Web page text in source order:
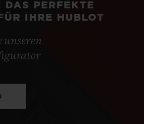
DAS PERFEKTE
IHRE HUBLOT
unseren